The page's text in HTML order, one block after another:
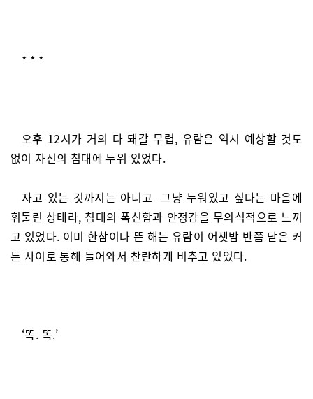
* * *
오후 12시가 거의 다 돼갈 무렵, 유람은 역시 예상할 것도
없이 자신의 침대에 누워 있었다.
자고 있는 것까지는 아니고 그냥 누워있고 싶다는 마음에
휘둘린 상태라, 침대의 폭신함과 안정감을 무의식적으로 느끼
고 있었다. 이미 한참이나 뜬 해는 유람이 어젯밤 반쯤 닫은 커
튼 사이로 통해 들어와서 찬란하게 비추고 있었다.
‘똑. 똑.’